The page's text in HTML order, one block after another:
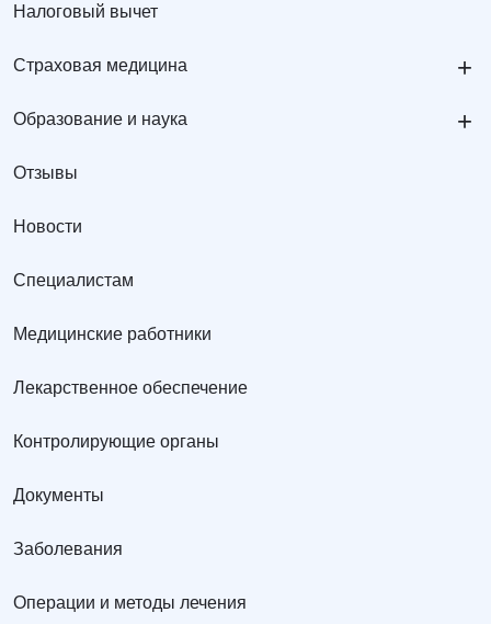
Налоговый вычет
Страховая медицина +
Образование и наука +
Отзывы
Новости
Специалистам
Медицинские работники
Лекарственное обеспечение
Контролирующие органы
Документы
Заболевания
Операции и методы лечения